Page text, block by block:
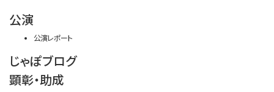
公演
公演レポート
じゃぽブログ
顕彰・助成